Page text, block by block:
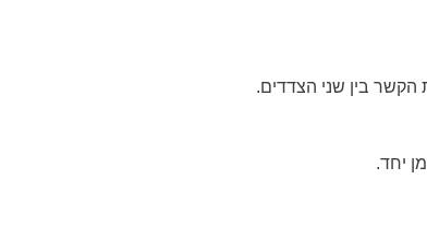
הקשר בין שני הצדדים.
יחד.